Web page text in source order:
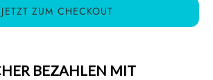
JETZT ZUM CHECKOUT
BEZAHLEN MIT